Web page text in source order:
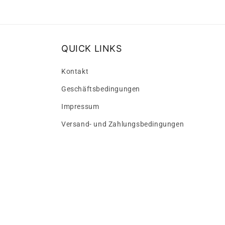
QUICK LINKS
Kontakt
Geschäftsbedingungen
Impressum
Versand- und Zahlungsbedingungen